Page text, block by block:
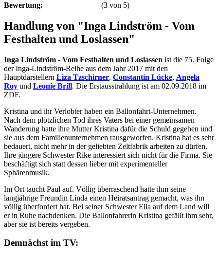
Bewertung: (3 von 5)
Handlung von "Inga Lindström - Vom
Festhalten und Loslassen"
Inga Lindström - Vom Festhalten und Loslassen ist die 75. Folge
der Inga-Lindström-Reihe aus dem Jahr 2017 mit den
Hauptdarstellern Liza Tzschirner, Constantin Lücke, Angela
Roy und Leonie Brill. Die Erstausstrahlung ist am 02.09.2018 im
ZDF.
Kristina und ihr Verlobter haben ein Ballonfahrt-Unternehmen.
Nach dem plötzlichen Tod ihres Vaters bei einer gemeinsamen
Wanderung hatte ihre Mutter Kristina dafür die Schuld gegeben und
sie aus dem Familienunternehmen rausgeworfen. Kristina hat es sehr
bedauert, nicht mehr in der geliebten Zeltfabrik arbeiten zu dürfen.
Ihre jüngere Schwester Rike interessiert sich nicht für die Firma. Sie
beschäftigt sich statt dessen lieber mit experimenteller
Sphärenmusik.
Im Ort taucht Paul auf. Völlig überraschend hatte ihm seine
langjährige Freundin Linda einen Heiratsantrag gemacht, was ihn
völlig überfordert hat. Bei seiner Schwester Ella auf dem Land will
er in Ruhe nachdenken. Die Ballonfahrerin Kristina gefällt ihm sehr,
aber sie ist bereits vergeben.
Demnächst im TV: